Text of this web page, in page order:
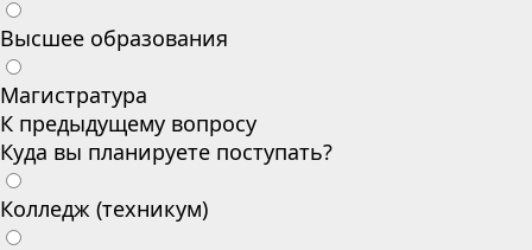
Высшее образования
Магистратура
К предыдущему вопросу
Куда вы планируете поступать?
Колледж (техникум)